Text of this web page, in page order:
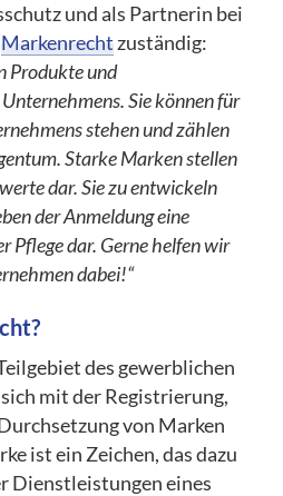
und als Partnerin bei
Markenrechtzuständig:
Produkte und
Sie können für
stehen und zählen
Starke Marken stellen
dar. Sie zu entwickeln
der Anmeldung eine
Pflege dar. Gerne helfen wir
dabei!“
des gewerblichen
mit der Registrierung,
von Marken
ist ein Zeichen, das dazu
Dienstleistungen eines